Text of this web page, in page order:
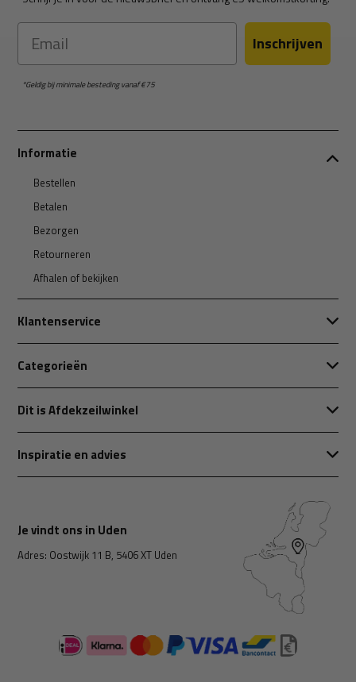
Email Inschrijven
*Geldig bij minimale besteding vanaf €75
Informatie
Bestellen
Betalen
Bezorgen
Retourneren
Afhalen of bekijken
Klantenservice
Categorieën
Dit is Afdekzeilwinkel
Inspiratie en advies
Je vindt ons in Uden
Adres: Oostwijk 11 B, 5406 XT Uden